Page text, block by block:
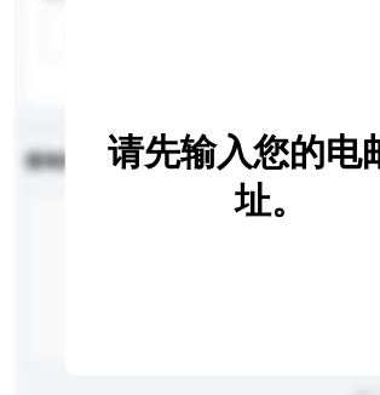
查询内容
请先输入您的电
址。